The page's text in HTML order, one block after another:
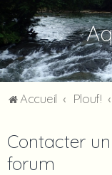
Accueil Plouf!
Contacter
forum